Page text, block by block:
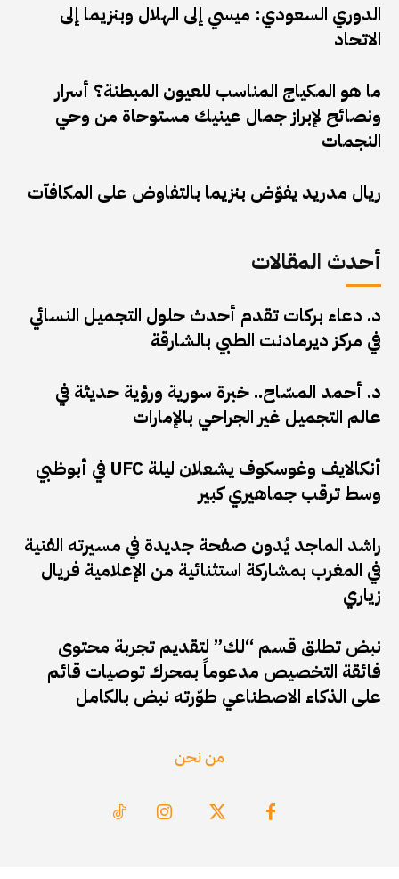
الدوري السعودي: ميسي إلى الهلال وبنزيما إلى
الاتحاد
ما هو المكياج المناسب للعيون المبطنة؟ أسرار
ونصائح لإبراز جمال عينيك مستوحاة من وحي
النجمات
ريال مدريد يفوّض بنزيما بالتفاوض على المكافآت
أحدث المقالات
د. دعاء بركات تقدم أحدث حلول التجميل النسائي
في مركز ديرمادنت الطبي بالشارقة
د. أحمد المسّاح.. خبرة سورية ورؤية حديثة في
عالم التجميل غير الجراحي بالإمارات
أنكالايف وغوسكوف يشعلان ليلة UFC في أبوظبي
وسط ترقب جماهيري كبير
راشد الماجد يُدون صفحة جديدة في مسيرته الفنية
في المغرب بمشاركة استثنائية من الإعلامية فريال
زياري
نبض تطلق قسم “لك” لتقديم تجربة محتوى
فائقة التخصيص مدعوماً بمحرك توصيات قائم
على الذكاء الاصطناعي طوّرته نبض بالكامل
من نحن